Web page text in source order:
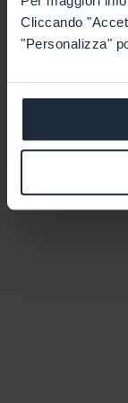
Cliccando
"Personalizza"